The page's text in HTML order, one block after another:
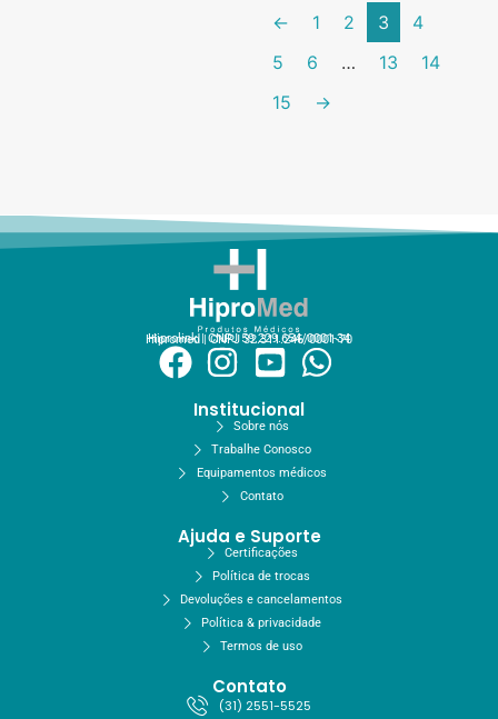
← 1 2 3
4
5
6 … 13
14
15
→
Hiprolink | CNPJ 59.229.654/0001-34
Hipromed | CNPJ 32.311.246/0001-70
Institucional
Sobre nós
Trabalhe Conosco
Equipamentos médicos
Contato
Ajuda e Suporte
Certificações
Política de trocas
Devoluções e cancelamentos
Política & privacidade
Termos de uso
Contato
(31) 2551-5525